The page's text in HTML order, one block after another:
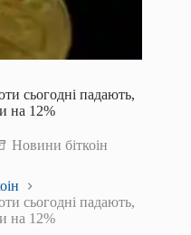
сьогодні падають,
на 12%
Новини біткоін
сьогодні падають,
на 12%